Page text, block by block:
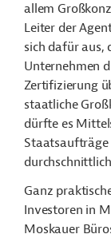
allem
Leiter der
sich dafür aus,
Unternehmen
Zertifizierung
staatliche
dürfte es
Ganz
Investoren in
Moskauer